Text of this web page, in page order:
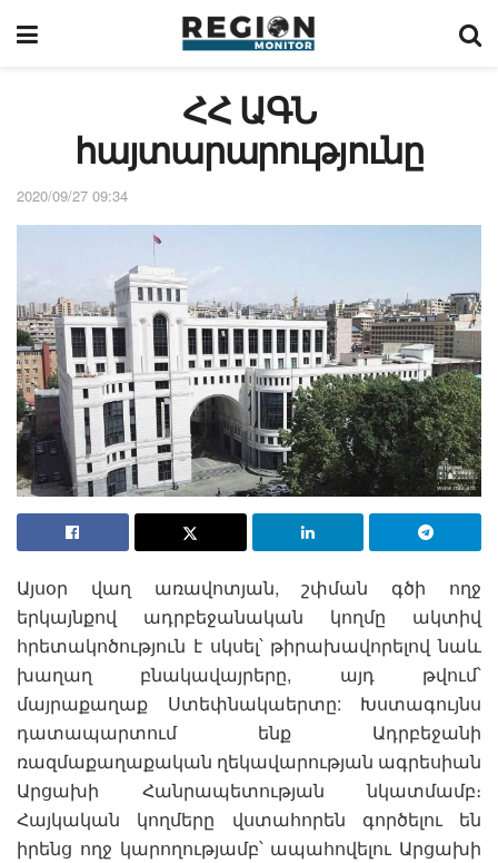
ՀՀ ԱԳՆ
հայտարարությունը
2020/09/27 09:34
Այսօր վաղ առավոտյան, շփման գծի ողջ
երկայնքով ադրբեջանական կողմը ակտիվ
հրետակոծություն է սկսել՝ թիրախավորելով նաև
խաղաղ բնակավայրերը, այդ թվում՝
մայրաքաղաք Ստեփնակաերտը: Խստագույնս
դատապարտում ենք Ադրբեջանի
ռազմաքաղաքական ղեկավարության ագրեսիան
Արցախի Հանրապետության նկատմամբ։
Հայկական կողմերը վստահորեն գործելու են
իրենց ողջ կարողությամբ՝ ապահովելու Արցախի